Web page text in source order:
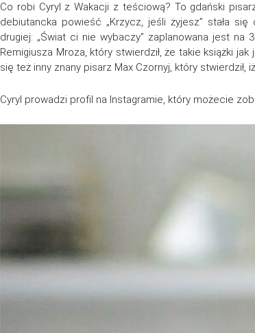
Co robi Cyryl z Wakacji z teściową? To gdański
debiutancka powieść „Krzycz, jeśli żyjesz” stała
drugiej: „Świat ci nie wybaczy” zaplanowana jest na
Remigiusza Mroza, który stwierdził, że takie książki
się też inny znany pisarz Max Czornyj, który stwierdził,
Cyryl prowadzi profil na Instagramie, który możecie